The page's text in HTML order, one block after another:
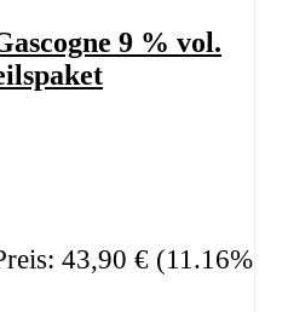
9 % vol.
43,90 € (11.16%